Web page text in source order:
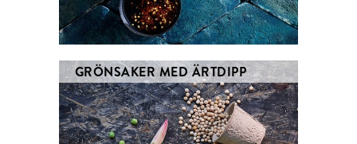
GRÖNSAKER MED ÄRTDIPP